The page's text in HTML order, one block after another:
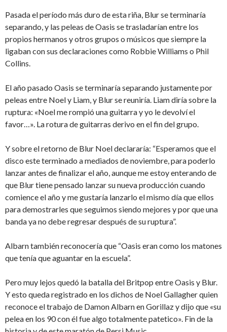
Pasada el período más duro de esta riña, Blur se terminaría
separando, y las peleas de Oasis se trasladarían entre los
propios hermanos y otros grupos o músicos que siempre la
ligaban con sus declaraciones como Robbie Williams o Phil
Collins.
El año pasado Oasis se terminaría separando justamente por
peleas entre Noel y Liam, y Blur se reuniría. Liam diría sobre la
ruptura: «Noel me rompió una guitarra y yo le devolví el
favor…». La rotura de guitarras derivo en el fin del grupo.
Y sobre el retorno de Blur Noel declararía: “Esperamos que el
disco este terminado a mediados de noviembre, para poderlo
lanzar antes de finalizar el año, aunque me estoy enterando de
que Blur tiene pensado lanzar su nueva producción cuando
comience el año y me gustaría lanzarlo el mismo día que ellos
para demostrarles que seguimos siendo mejores y por que una
banda ya no debe regresar después de su ruptura”.
Albarn también reconocería que “Oasis eran como los matones
que tenía que aguantar en la escuela”.
Pero muy lejos quedó la batalla del Britpop entre Oasis y Blur.
Y esto queda registrado en los dichos de Noel Gallagher quien
reconoce el trabajo de Damon Albarn en Gorillaz y dijo que «su
pelea en los 90 con él fue algo totalmente patetico». Fin de la